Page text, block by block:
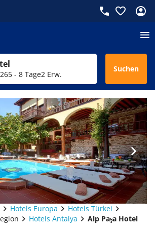
5 - 8 Tage2 Erw.
Suchen
Hotels Europa
Hotels Türkei
Hotels Antalya Alp Paşa Hotel